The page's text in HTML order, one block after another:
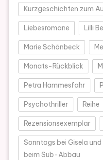
Kurzgeschichten zum
Liebesromane Lilli
Marie Schönbeck
Monats-Rückblick
Petra Hammesfahr
Psychothriller Reihe
Rezensionsexemplar
Sonntags bei Gisela
beim Sub-Abbau